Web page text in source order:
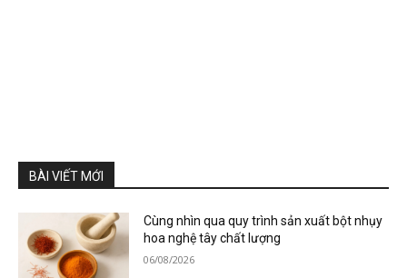
BÀI VIẾT MỚI
Cùng nhìn qua quy trình sản xuất bột nhụy
hoa nghệ tây chất lượng
06/08/2026